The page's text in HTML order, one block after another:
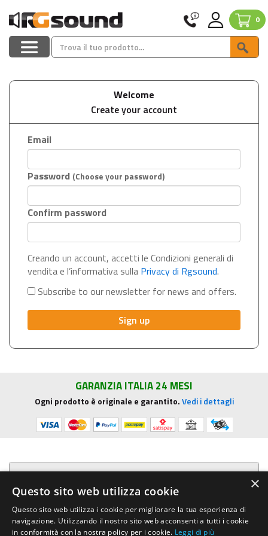
0
Welcome
Create your account
Email
Password (Choose your password)
Confirm password
Creando un account, accetti le Condizioni generali di
vendita e l’informativa sulla Privacy di Rgsound.
Subscribe to our newsletter for news and offers.
GARANZIA ITALIA 24 MESI
Ogni prodotto è originale e garantito.Vedi i dettagli
Presentazione aziendale
Acquista su R.G. Sound
×
Questo sito web utilizza cookie
Questo sito web utilizza i cookie per migliorare la tua esperienza di
navigazione. Utilizzando il nostro sito web acconsenti a tutti i cookie
in conformità con la nostra policy per i cookie. Leggi di più